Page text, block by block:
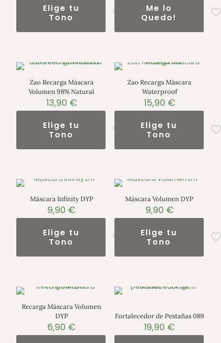
Elige tu
Tono
Me lo
Quedo!
Zao Recarga Máscara
Volumen 98% Natural
13,90 €
Elige tu
Tono
Zao Recarga Máscara
Waterproof
15,90 €
Elige tu
Tono
Máscara Infinity DYP
9,90 €
Elige tu
Tono
Máscara Volumen DYP
9,90 €
Elige tu
Tono
Recarga Máscara Volumen
DYP
6,90 €
Fortalecedor de Pestañas 089
19,90 €